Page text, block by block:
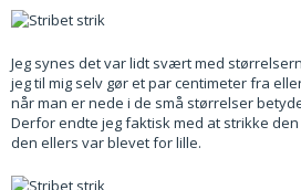
Jeg synes det var lidt svært med
jeg til mig selv gør et par centimeter fra
når man er nede i de små størrelser
Derfor endte jeg faktisk med at strikke
den ellers var blevet for lille.